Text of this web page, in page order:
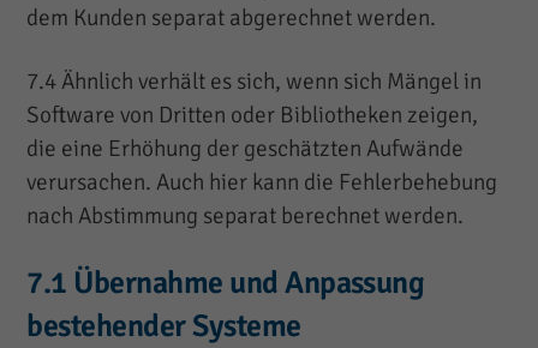
dem Kunden separat abgerechnet werden.
7.4 Ähnlich verhält es sich, wenn sich Mängel in
Software von Dritten oder Bibliotheken zeigen,
die eine Erhöhung der geschätzten Aufwände
verursachen. Auch hier kann die Fehlerbehebung
nach Abstimmung separat berechnet werden.
7.1 Übernahme und Anpassung
bestehender Systeme